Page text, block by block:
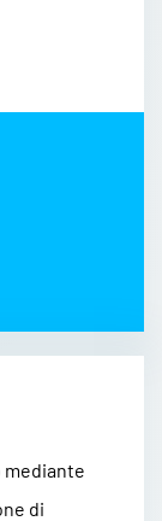
di